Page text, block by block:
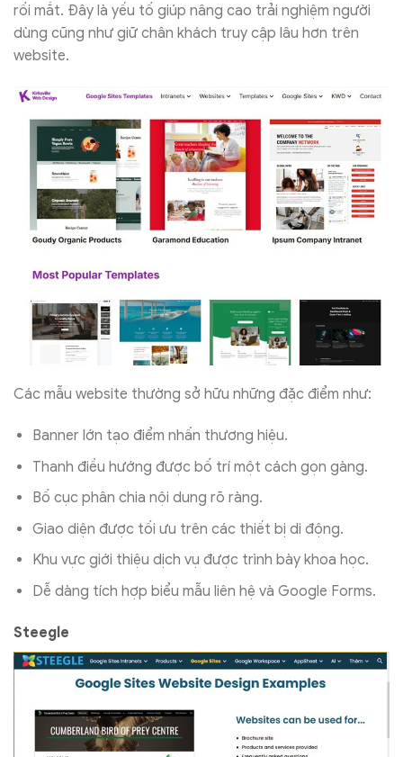
rối mắt. Đây là yếu tố giúp nâng cao trải nghiệm người
dùng cũng như giữ chân khách truy cập lâu hơn trên
website.
Các mẫu website thường sở hữu những đặc điểm như:
Banner lớn tạo điểm nhấn thương hiệu.
Thanh điều hướng được bố trí một cách gọn gàng.
Bố cục phân chia nội dung rõ ràng.
Giao diện được tối ưu trên các thiết bị di động.
Khu vực giới thiệu dịch vụ được trình bày khoa học.
Dễ dàng tích hợp biểu mẫu liên hệ và Google Forms.
Steegle